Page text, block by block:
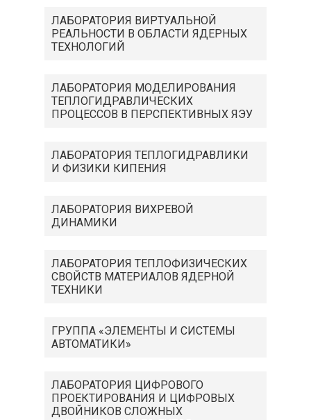
ЛАБОРАТОРИЯ ВИРТУАЛЬНОЙ
РЕАЛЬНОСТИ В ОБЛАСТИ ЯДЕРНЫХ
ТЕХНОЛОГИЙ
ЛАБОРАТОРИЯ МОДЕЛИРОВАНИЯ
ТЕПЛОГИДРАВЛИЧЕСКИХ
ПРОЦЕССОВ В ПЕРСПЕКТИВНЫХ ЯЭУ
ЛАБОРАТОРИЯ ТЕПЛОГИДРАВЛИКИ
И ФИЗИКИ КИПЕНИЯ
ЛАБОРАТОРИЯ ВИХРЕВОЙ
ДИНАМИКИ
ЛАБОРАТОРИЯ ТЕПЛОФИЗИЧЕСКИХ
СВОЙСТВ МАТЕРИАЛОВ ЯДЕРНОЙ
ТЕХНИКИ
ГРУППА «ЭЛЕМЕНТЫ И СИСТЕМЫ
АВТОМАТИКИ»
ЛАБОРАТОРИЯ ЦИФРОВОГО
ПРОЕКТИРОВАНИЯ И ЦИФРОВЫХ
ДВОЙНИКОВ СЛОЖНЫХ